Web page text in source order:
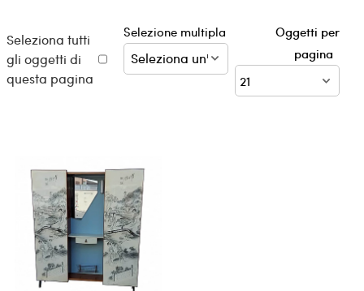
Seleziona tutti
gli oggetti di
questa pagina
Selezione multipla
Oggetti per
pagina